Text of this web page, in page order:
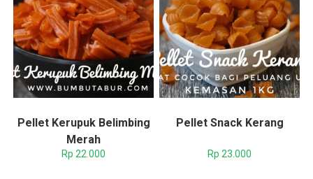
Pellet Kerupuk Belimbing
Merah
Rp 22.000
Pellet Snack Kerang
Rp 23.000